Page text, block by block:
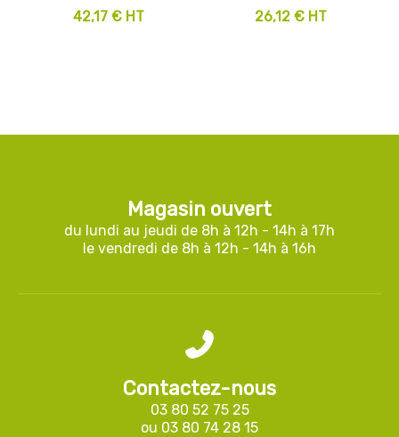
42,17 € HT 26,12 € HT
Magasin ouvert
du lundi au jeudi de 8h à 12h - 14h à 17h
le vendredi de 8h à 12h - 14h à 16h
Contactez-nous
03 80 52 75 25
ou 03 80 74 28 15